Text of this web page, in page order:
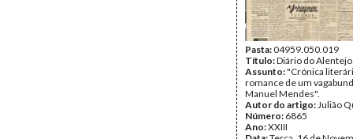
Pasta:04959.050.019
Título:Diário do Alentejo
Assunto:"Crónica
romance de um
Manuel Mendes".
Autor do artigo:Julião
Número: 6865
Ano:XXIII